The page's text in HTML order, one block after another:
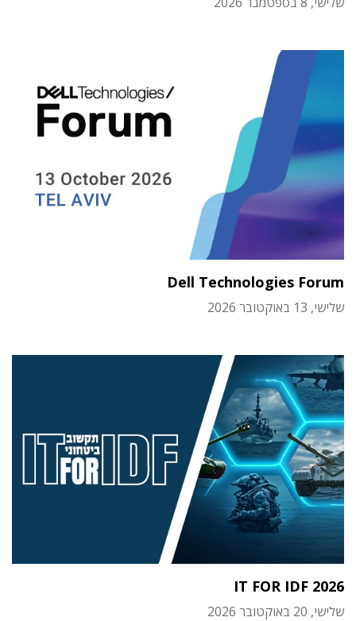
Dell Technologies Forum
שלישי, 13 באוקטובר 2026
IT FOR IDF 2026
שלישי, 20 באוקטובר 2026